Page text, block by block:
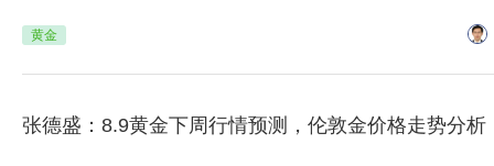
黄金
张德盛：8.9黄金下周行情预测，伦敦金价格走势分析